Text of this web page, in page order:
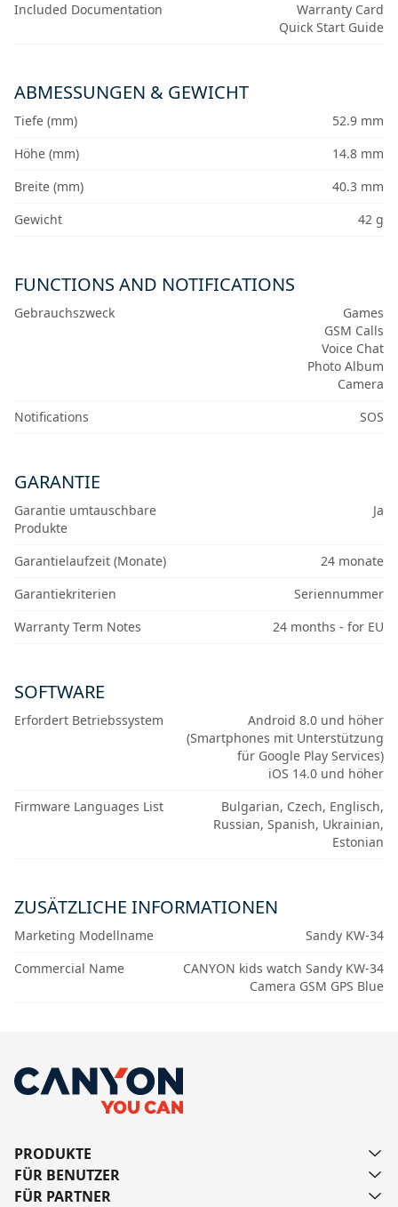
Included Documentation
Warranty Card
Quick Start Guide
ABMESSUNGEN & GEWICHT
Tiefe (mm)
52.9 mm
Höhe (mm)
14.8 mm
Breite (mm)
40.3 mm
Gewicht
42 g
FUNCTIONS AND NOTIFICATIONS
Gebrauchszweck
Games
GSM Calls
Voice Chat
Photo Album
Camera
Notifications
SOS
GARANTIE
Garantie umtauschbare
Produkte
Ja
Garantielaufzeit (Monate)
24 monate
Garantiekriterien
Seriennummer
Warranty Term Notes
24 months - for EU
SOFTWARE
Erfordert Betriebssystem
Android 8.0 und höher
(Smartphones mit Unterstützung
für Google Play Services)
iOS 14.0 und höher
Firmware Languages List
Bulgarian, Czech, Englisch,
Russian, Spanish, Ukrainian,
Estonian
ZUSÄTZLICHE INFORMATIONEN
Marketing Modellname
Sandy KW-34
Commercial Name
CANYON kids watch Sandy KW-34
Camera GSM GPS Blue
PRODUKTE
FÜR BENUTZER
FÜR PARTNER